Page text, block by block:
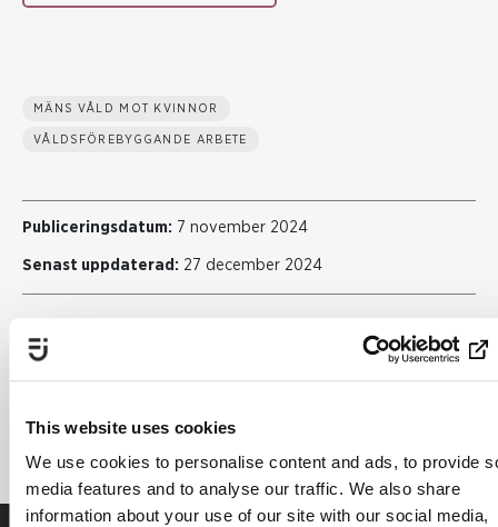
This website uses cookies
We use cookies to personalise content and ads, to provide
media features and to analyse our traffic. We also share
information about your use of our site with our social media,
MÄNS VÅLD MOT KVINNOR
VÅLDSFÖREBYGGANDE ARBETE
Publiceringsdatum: 7 november 2024
Senast uppdaterad: 27 december 2024
Skriv ut